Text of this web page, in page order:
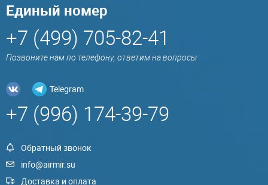
Единый номер
+7 (499) 705-82-41
Позвоните нам по телефону, ответим на вопросы
Telegram
+7 (996) 174-39-79
Обратный звонок
info@airmir.su
Доставка и оплата